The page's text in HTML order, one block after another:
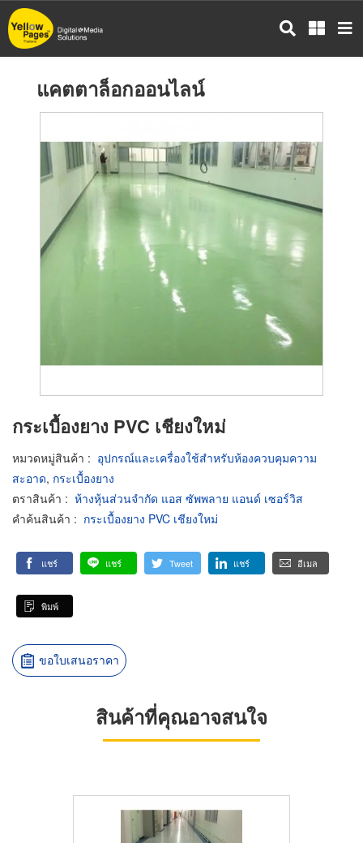
ข้าม
ไป
แคตตาล็อกออนไลน์
กระเบื้องยาง PVC เชียงใหม่
หมวดหมู่สินค้า : อุปกรณ์และเครื่องใช้สำหรับห้องควบคุมความ
สะอาด, กระเบื้องยาง
ตราสินค้า : ห้างหุ้นส่วนจำกัด แอส ซัพพลาย แอนด์ เซอร์วิส
คำค้นสินค้า : กระเบื้องยาง PVC เชียงใหม่
แชร์ แชร์ Tweet แชร์ อีเมล
พิมพ์
ขอใบเสนอราคา
สินค้าที่คุณอาจสนใจ